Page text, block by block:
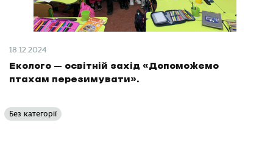
18.12.2024
Еколого – освітній захід «Допоможемо
птахам перезимувати».
Без категорії